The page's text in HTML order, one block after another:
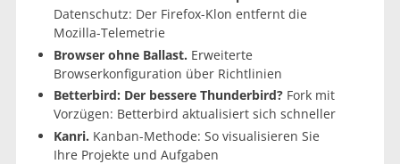
Datenschutz: Der Firefox-Klon entfernt die
Mozilla-Telemetrie
Browser ohne Ballast. Erweiterte
Browserkonfiguration über Richtlinien
Betterbird: Der bessere Thunderbird? Fork mit
Vorzügen: Betterbird aktualisiert sich schneller
Kanri. Kanban-Methode: So visualisieren Sie
Ihre Projekte und Aufgaben